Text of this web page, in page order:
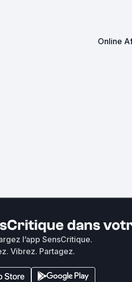
Online
dans
l’app SensCritique.
Vibrez. Partagez.